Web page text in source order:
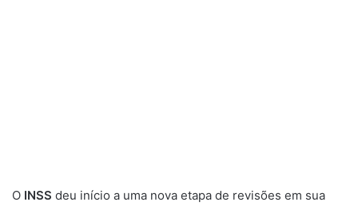
O INSS deu início a uma nova etapa de revisões em sua